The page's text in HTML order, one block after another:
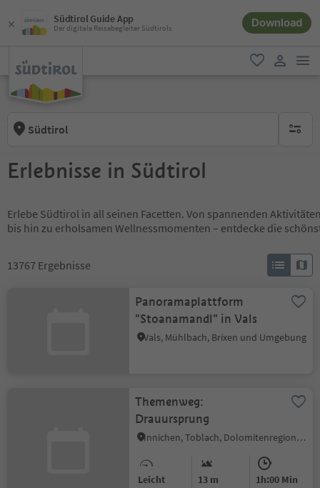
Südtirol Guide App
Der digitale Reisebegleiter Südtirols Download
favorit
Südtirol keine
Erlebnisse in Südtirol
Erlebe Südtirol in all seinen Facetten. Von spannenden
bis hin zu erholsamen Wellnessmomenten – entdecke die
13767 Ergebnisse
Panoramaplattform
"Stoanamandl" in Vals
Vals, Mühlbach, Brixen und Umgebung
Themenweg:
Drauursprung
Innichen, Toblach, Dolomitenregion 3 Zinnen
Leicht 13 m 1h:00 Min